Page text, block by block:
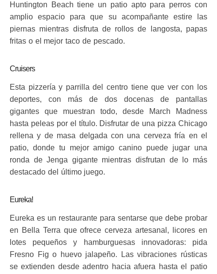
Huntington Beach tiene un patio apto para perros con
amplio espacio para que su acompañante estire las
piernas mientras disfruta de rollos de langosta, papas
fritas o el mejor taco de pescado.
Cruisers
Esta pizzería y parrilla del centro tiene que ver con los
deportes, con más de dos docenas de pantallas
gigantes que muestran todo, desde March Madness
hasta peleas por el título. Disfrutar de una pizza Chicago
rellena y de masa delgada con una cerveza fría en el
patio, donde tu mejor amigo canino puede jugar una
ronda de Jenga gigante mientras disfrutan de lo más
destacado del último juego.
Eureka!
Eureka es un restaurante para sentarse que debe probar
en Bella Terra que ofrece cerveza artesanal, licores en
lotes pequeños y hamburguesas innovadoras: pida
Fresno Fig o huevo jalapeño. Las vibraciones rústicas
se extienden desde adentro hacia afuera hasta el patio